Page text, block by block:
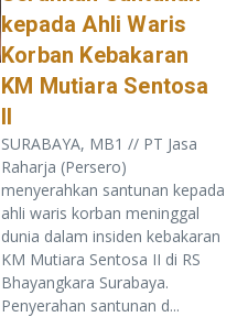
kepada Ahli Waris
Korban Kebakaran
KM Mutiara Sentosa
II
SURABAYA, MB1 // PT Jasa
Raharja (Persero)
menyerahkan santunan kepada
ahli waris korban meninggal
dunia dalam insiden kebakaran
KM Mutiara Sentosa II di RS
Bhayangkara Surabaya.
Penyerahan santunan d...